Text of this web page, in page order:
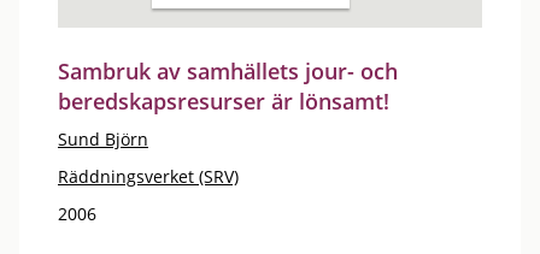
Sambruk av samhällets jour- och
beredskapsresurser är lönsamt!
Sund Björn
Räddningsverket (SRV)
2006